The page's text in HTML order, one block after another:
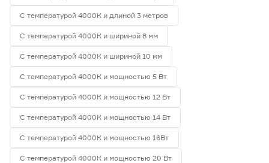
С температурой 4000К и длиной 3 метров
С температурой 4000К и шириной 8 мм
С температурой 4000К и шириной 10 мм
С температурой 4000К и мощностью 5 Вт
С температурой 4000К и мощностью 12 Вт
С температурой 4000К и мощностью 14 Вт
С температурой 4000К и мощностью 16Вт
С температурой 4000К и мощностью 20 Вт